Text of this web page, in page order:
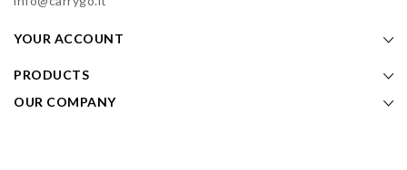
YOUR ACCOUNT
PRODUCTS
OUR COMPANY